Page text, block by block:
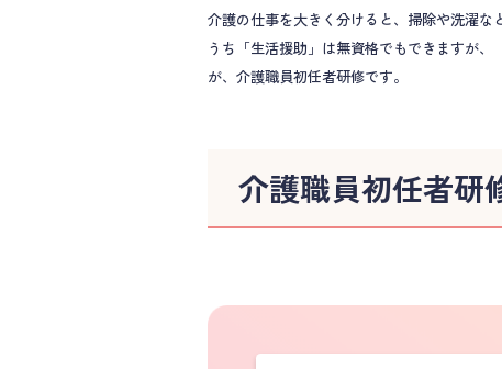
介護の仕事を大きく分けると、掃除や洗濯
うち「生活援助」は無資格でもできますが
が、介護職員初任者研修です。
介護職員初任者研